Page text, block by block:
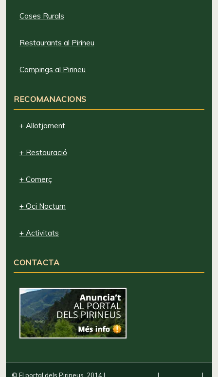
Cases Rurals
Restaurants al Pirineu
Campings al Pirineu
RECOMANACIONS
+ Allotjament
+ Restauració
+ Comerç
+ Oci Nocturn
+ Activitats
CONTACTA
© El portal dels Pirineus, 2014| | |